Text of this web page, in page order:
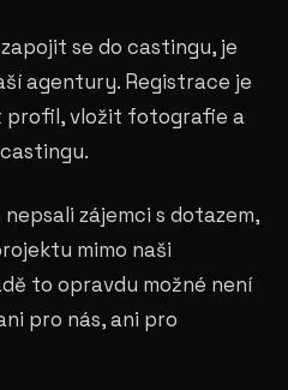
se do castingu, je
agentury. Registrace je
profil, vložit fotografie a
zájemci s dotazem,
mimo naši
to opravdu možné není
pro nás, ani pro